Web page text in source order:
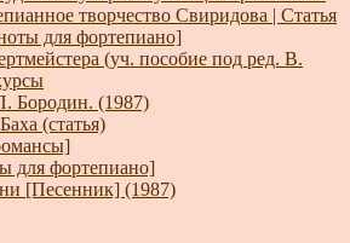
творчество Свиридова | Статья
для фортепиано]
(уч. пособие под ред. В.
Бородин. (1987)
(статья)
для фортепиано]
[Песенник] (1987)